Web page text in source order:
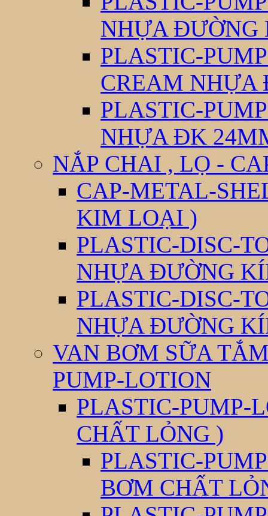
NHỰA ĐƯỜNG
PLASTIC-
CREAM NHỰA
PLASTIC-
NHỰA ĐK
NẮP CHAI , LỌ -
CAP-METAL-
KIM LOẠI )
PLASTIC-DISC-
NHỰA ĐƯỜNG
PLASTIC-DISC-
NHỰA ĐƯỜNG
VAN BƠM SỮA
PUMP-LOTION
PLASTIC-PUMP-
CHẤT LỎNG )
PLASTIC-
BƠM CHẤT